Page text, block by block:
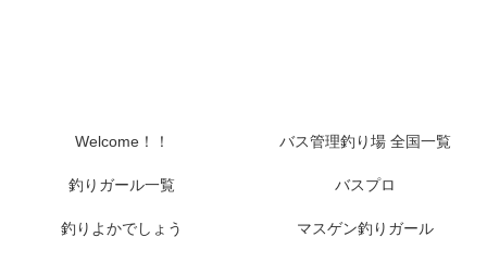
Welcome！！ バス管理釣り場 全国一覧
釣りガール一覧 バスプロ
釣りよかでしょう マスゲン釣りガール